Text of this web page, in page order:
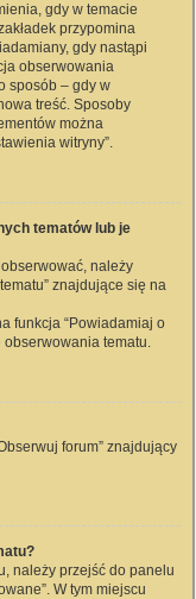
gdy w temacie
przypomina
gdy nastąpi
obserwowania
sposób – gdy w
treść. Sposoby
można
witryny”.
tematów lub je
należy
znajdujące się na
funkcja “Powiadamiaj o
tematu.
forum” znajdujący
należy przejść do panelu
W tym miejscu